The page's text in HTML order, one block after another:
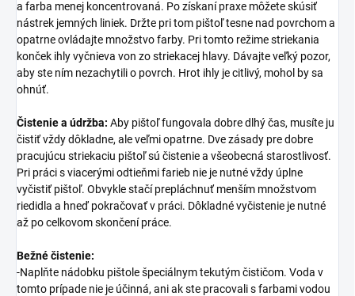
a farba menej koncentrovaná. Po získaní praxe môžete skúsiť
nástrek jemných liniek. Držte pri tom pištoľ tesne nad povrchom a
opatrne ovládajte množstvo farby. Pri tomto režime striekania
konček ihly vyčnieva von zo striekacej hlavy. Dávajte veľký pozor,
aby ste ním nezachytili o povrch. Hrot ihly je citlivý, mohol by sa
ohnúť.
Čistenie a údržba: Aby pištoľ fungovala dobre dlhý čas, musíte ju
čistiť vždy dôkladne, ale veľmi opatrne. Dve zásady pre dobre
pracujúcu striekaciu pištoľ sú čistenie a všeobecná starostlivosť.
Pri práci s viacerými odtieňmi farieb nie je nutné vždy úplne
vyčistiť pištoľ. Obvykle stačí prepláchnuť menším množstvom
riedidla a hneď pokračovať v práci. Dôkladné vyčistenie je nutné
až po celkovom skončení práce.
Bežné čistenie:
-Naplňte nádobku pištole špeciálnym tekutým čističom. Voda v
tomto prípade nie je účinná, ani ak ste pracovali s farbami vodou